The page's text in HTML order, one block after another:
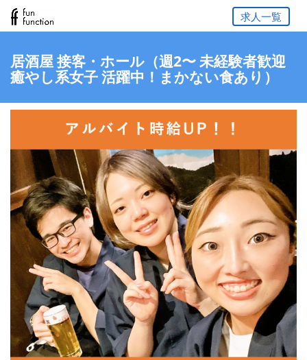
求人一覧
居酒屋 接客・ホール（週2〜 未経験者歓迎
癒やし系女子 活躍中！まかない食あり）